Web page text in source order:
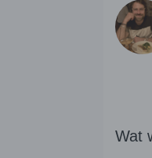
Wat